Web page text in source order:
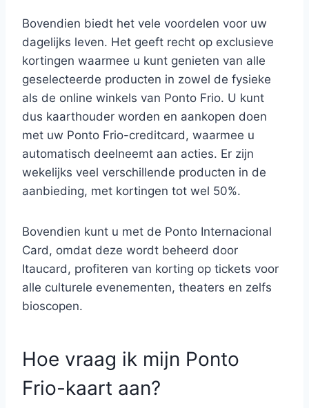
Bovendien biedt het vele voordelen voor uw
dagelijks leven. Het geeft recht op exclusieve
kortingen waarmee u kunt genieten van alle
geselecteerde producten in zowel de fysieke
als de online winkels van Ponto Frio. U kunt
dus kaarthouder worden en aankopen doen
met uw Ponto Frio-creditcard, waarmee u
automatisch deelneemt aan acties. Er zijn
wekelijks veel verschillende producten in de
aanbieding, met kortingen tot wel 50%.
Bovendien kunt u met de Ponto Internacional
Card, omdat deze wordt beheerd door
Itaucard, profiteren van korting op tickets voor
alle culturele evenementen, theaters en zelfs
bioscopen.
Hoe vraag ik mijn Ponto
Frio-kaart aan?